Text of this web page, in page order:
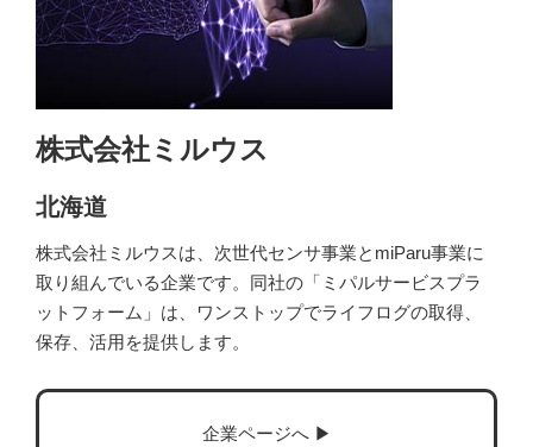
株式会社ミルウス
北海道
株式会社ミルウスは、次世代センサ事業とmiParu事業に
取り組んでいる企業です。同社の「ミパルサービスプラ
ットフォーム」は、ワンストップでライフログの取得、
保存、活用を提供します。
企業ページへ ▶︎